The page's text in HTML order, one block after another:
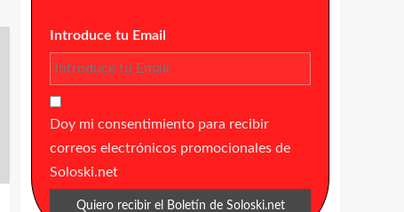
Introduce tu Email
Doy mi consentimiento para recibir
correos electrónicos promocionales de
Soloski.net